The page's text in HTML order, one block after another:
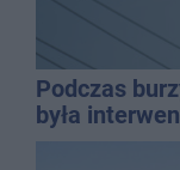
Podczas
była